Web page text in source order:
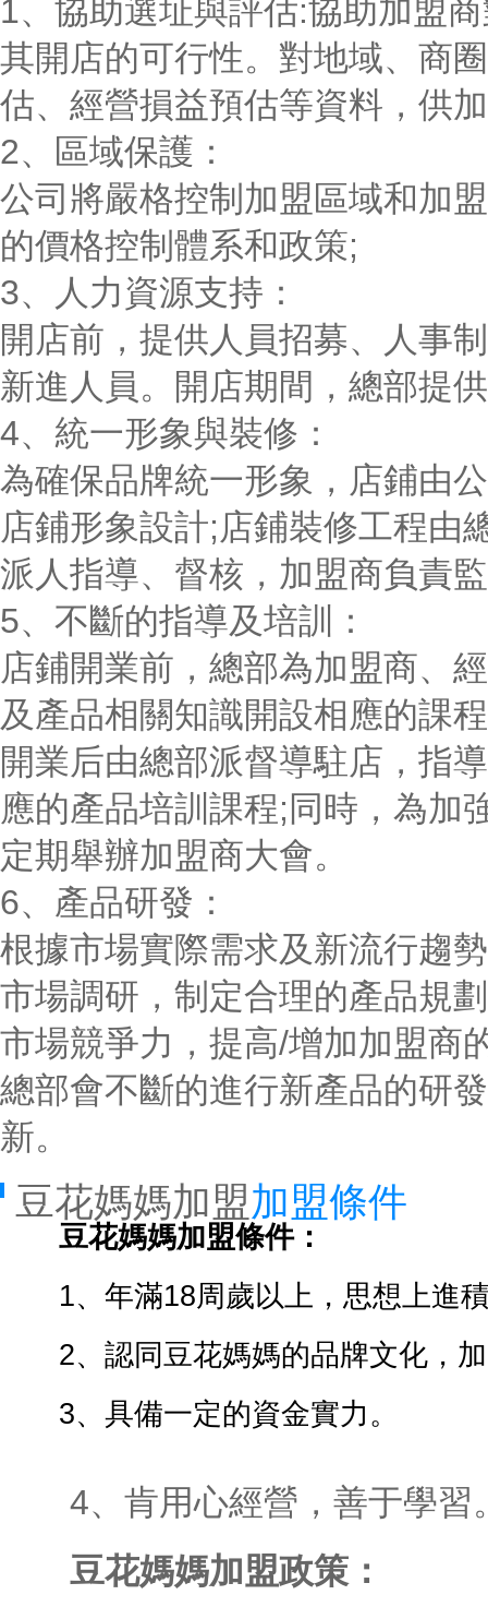
1、協助選址與評估:協助加盟
其開店的可行性。對地域、商
估、經營損益預估等資料，供
2、區域保護：
公司將嚴格控制加盟區域和加
的價格控制體系和政策;
3、人力資源支持：
開店前，提供人員招募、人事
新進人員。開店期間，總部提
4、統一形象與裝修：
為確保品牌統一形象，店鋪由
店鋪形象設計;店鋪裝修工程由
派人指導、督核，加盟商負責
5、不斷的指導及培訓：
店鋪開業前，總部為加盟商、
及產品相關知識開設相應的課
開業后由總部派督導駐店，指
應的產品培訓課程;同時，為加
定期舉辦加盟商大會。
6、產品研發：
根據市場實際需求及新流行趨
市場調研，制定合理的產品規
市場競爭力，提高/增加加盟商
總部會不斷的進行新產品的研
新。
豆花媽媽加盟加盟條件
豆花媽媽加盟條件：
1、年滿18周歲以上，思想上進
2、認同豆花媽媽的品牌文化，加
3、具備一定的資金實力。
4、肯用心經營，善于學習
豆花媽媽加盟政策：